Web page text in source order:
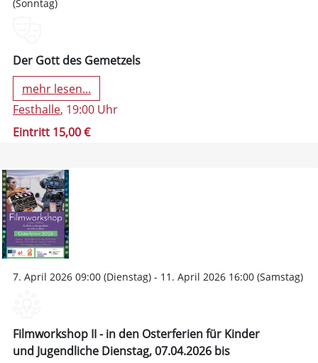
(Sonntag)
Der Gott des Gemetzels
mehr lesen...
Festhalle, 19:00 Uhr
Eintritt 15,00 €
7. April 2026 09:00 (Dienstag) - 11. April 2026 16:00 (Samstag)
Filmworkshop II - in den Osterferien für Kinder
und Jugendliche Dienstag, 07.04.2026 bis